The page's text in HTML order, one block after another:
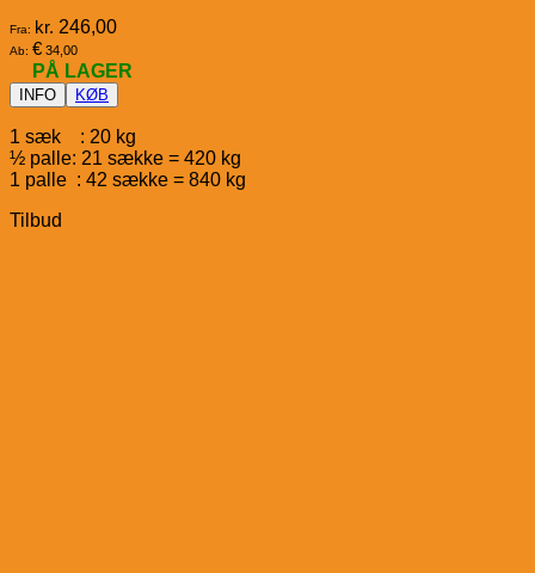
Fra: kr. 246,00
Ab: € 34,00
PÅ LAGER
INFO KØB
1 sæk : 20 kg
½ palle: 21 sække = 420 kg
1 palle : 42 sække = 840 kg
Tilbud